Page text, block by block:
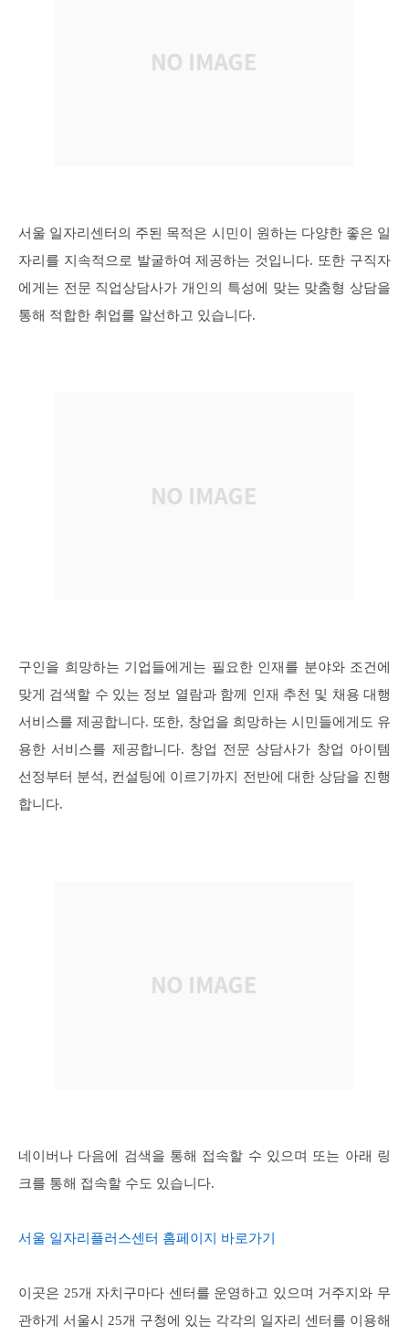
서울 일자리센터의 주된 목적은 시민이 원하는 다양한 좋은 일
자리를 지속적으로 발굴하여 제공하는 것입니다. 또한 구직자
에게는 전문 직업상담사가 개인의 특성에 맞는 맞춤형 상담을
통해 적합한 취업를 알선하고 있습니다.
구인을 희망하는 기업들에게는 필요한 인재를 분야와 조건에
맞게 검색할 수 있는 정보 열람과 함께 인재 추천 및 채용 대행
서비스를 제공합니다. 또한, 창업을 희망하는 시민들에게도 유
용한 서비스를 제공합니다. 창업 전문 상담사가 창업 아이템
선정부터 분석, 컨설팅에 이르기까지 전반에 대한 상담을 진행
합니다.
네이버나 다음에 검색을 통해 접속할 수 있으며 또는 아래 링
크를 통해 접속할 수도 있습니다.
서울 일자리플러스센터 홈페이지 바로가기
이곳은 25개 자치구마다 센터를 운영하고 있으며 거주지와 무
관하게 서울시 25개 구청에 있는 각각의 일자리 센터를 이용해